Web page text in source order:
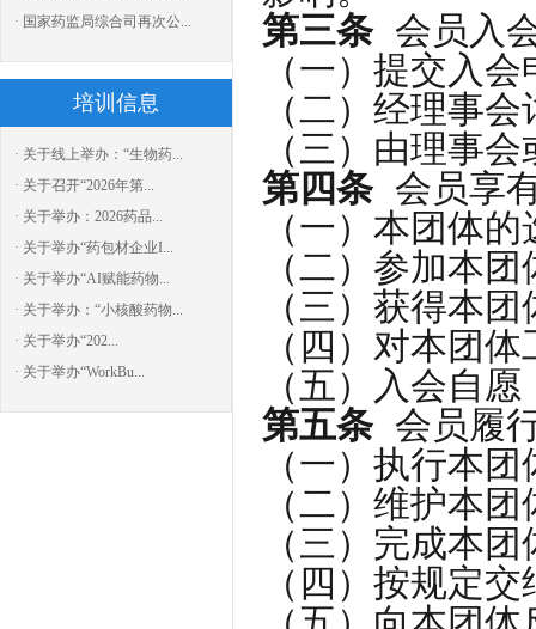
· 国家药监局综合司再次公...
培训信息
· 关于线上举办：“生物药...
· 关于召开“2026年第...
· 关于举办：2026药品...
· 关于举办“药包材企业I...
· 关于举办“AI赋能药物...
· 关于举办：“小核酸药物...
· 关于举办“202...
· 关于举办“WorkBu...
第三条会员入
（一）提交入
（二）经理事
（三）由理事
第四条会员享
（一）本团体
（二）参加本
（三）获得本
（四）对本团
（五）入会自
第五条会员履
（一）执行本
（二）维护本
（三）完成本
（四）按规定